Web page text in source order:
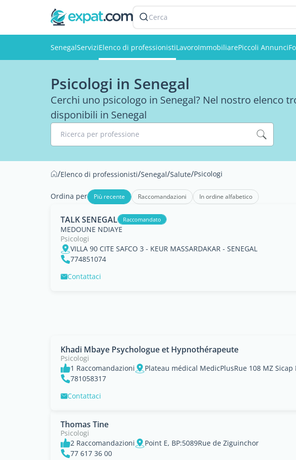
Cerca
SenegalServiziElenco di professionistiLavoroImmobiliarePiccoli Annunci
Psicologi in Senegal
Cerchi uno psicologo in Senegal? Nel nostro elenco
disponibili in Senegal
Ricerca per professione
/Elenco di professionisti/Senegal/Salute/Psicologi
Ordina per Più recente Raccomandazioni In ordine alfabetico
TALK SENEGAL Raccomandato
MEDOUNE NDIAYE
Psicologi
VILLA 90 CITE SAFCO 3 - KEUR MASSARDAKAR - SENEGAL
774851074
Contattaci
Khadi Mbaye Psychologue et Hypnothérapeute
Psicologi
1 Raccomandazioni
781058317
Contattaci
Thomas Tine
Psicologi
2 Raccomandazioni
Point E, BP:5089Rue de Ziguinchor
77 617 36 00